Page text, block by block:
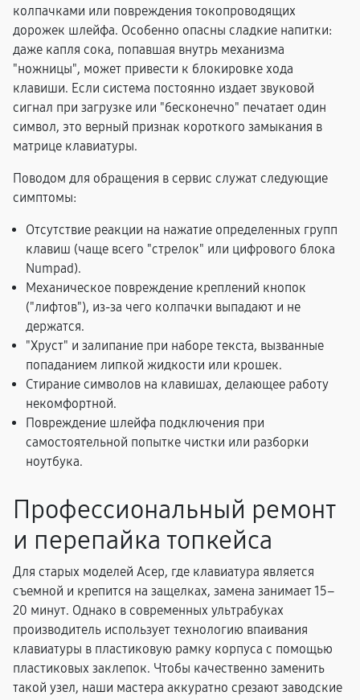
колпачками или повреждения токопроводящих
дорожек шлейфа. Особенно опасны сладкие напитки:
даже капля сока, попавшая внутрь механизма
"ножницы", может привести к блокировке хода
клавиши. Если система постоянно издает звуковой
сигнал при загрузке или "бесконечно" печатает один
символ, это верный признак короткого замыкания в
матрице клавиатуры.
Поводом для обращения в сервис служат следующие
симптомы:
Отсутствие реакции на нажатие определенных групп
клавиш (чаще всего "стрелок" или цифрового блока
Numpad).
Механическое повреждение креплений кнопок
("лифтов"), из-за чего колпачки выпадают и не
держатся.
"Хруст" и залипание при наборе текста, вызванные
попаданием липкой жидкости или крошек.
Стирание символов на клавишах, делающее работу
некомфортной.
Повреждение шлейфа подключения при
самостоятельной попытке чистки или разборки
ноутбука.
Профессиональный ремонт
и перепайка топкейса
Для старых моделей Асер, где клавиатура является
съемной и крепится на защелках, замена занимает 15–
20 минут. Однако в современных ультрабуках
производитель использует технологию впаивания
клавиатуры в пластиковую рамку корпуса с помощью
пластиковых заклепок. Чтобы качественно заменить
такой узел, наши мастера аккуратно срезают заводские